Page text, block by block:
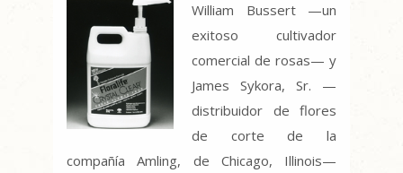
William Bussert —un
exitoso cultivador
comercial de rosas— y
James Sykora, Sr. —
distribuidor de flores
de corte de la
compañía Amling, de Chicago, Illinois—